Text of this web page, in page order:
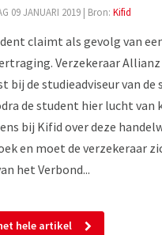
09 JANUARI 2019 | Bron: Kifid
claimt als gevolg van
Verzekeraar
bij de studieadviseur van
de student hier lucht
bij Kifid over deze
en moet de verzekeraar
het Verbond...
hele artikel